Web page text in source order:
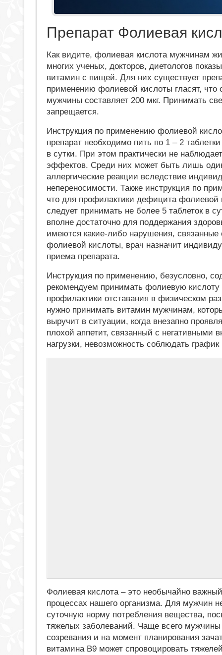
Препарат Фолиевая
Как видите, фолиевая кислота мужчинам
многих ученых, докторов, диетологов
витамин с пищей. Для них существует
применению фолиевой кислоты гласят, что
мужчины составляет 200 мкг. Принимать
запрещается.
Инструкция по применению фолиевой
препарат необходимо пить по 1 – 2
в сутки. При этом практически не
эффектов. Среди них может быть лишь
аллергические реакции вследствие
непереносимости. Также инструкция по
что для профилактики дефицита фолиевой
следует принимать не более 5 таблеток в
вполне достаточно для поддержания
имеются какие-либо нарушения, связанные
фолиевой кислоты, врач назначит
приема препарата.
Инструкция по применению, безусловно,
рекомендуем принимать фолиевую
профилактики отставания в физическом
нужно принимать витамин мужчинам,
выручит в ситуации, когда внезапно
плохой аппетит, связанный с
нагрузки, невозможность соблюдать
Фолиевая кислота – это необычайно
процессах нашего организма. Для мужчин
суточную норму потребления вещества,
тяжелых заболеваний. Чаще всего
созревания и на момент планирования
витамина В9 может спровоцировать